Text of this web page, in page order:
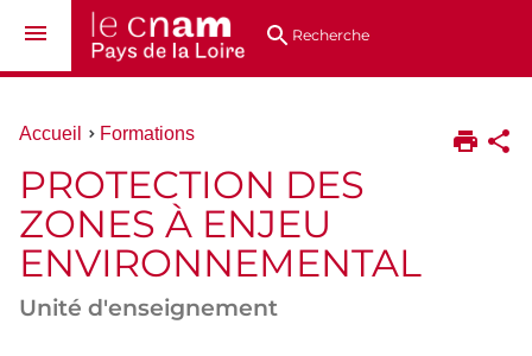
au
directsRecherche
Vous
ici :
Accueil Formations
PROTECTION DES
ZONES À ENJEU
ENVIRONNEMENTAL
Unité d'enseignement